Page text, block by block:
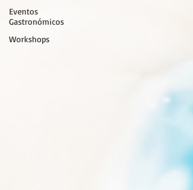
Eventos
Gastronómicos
Workshops